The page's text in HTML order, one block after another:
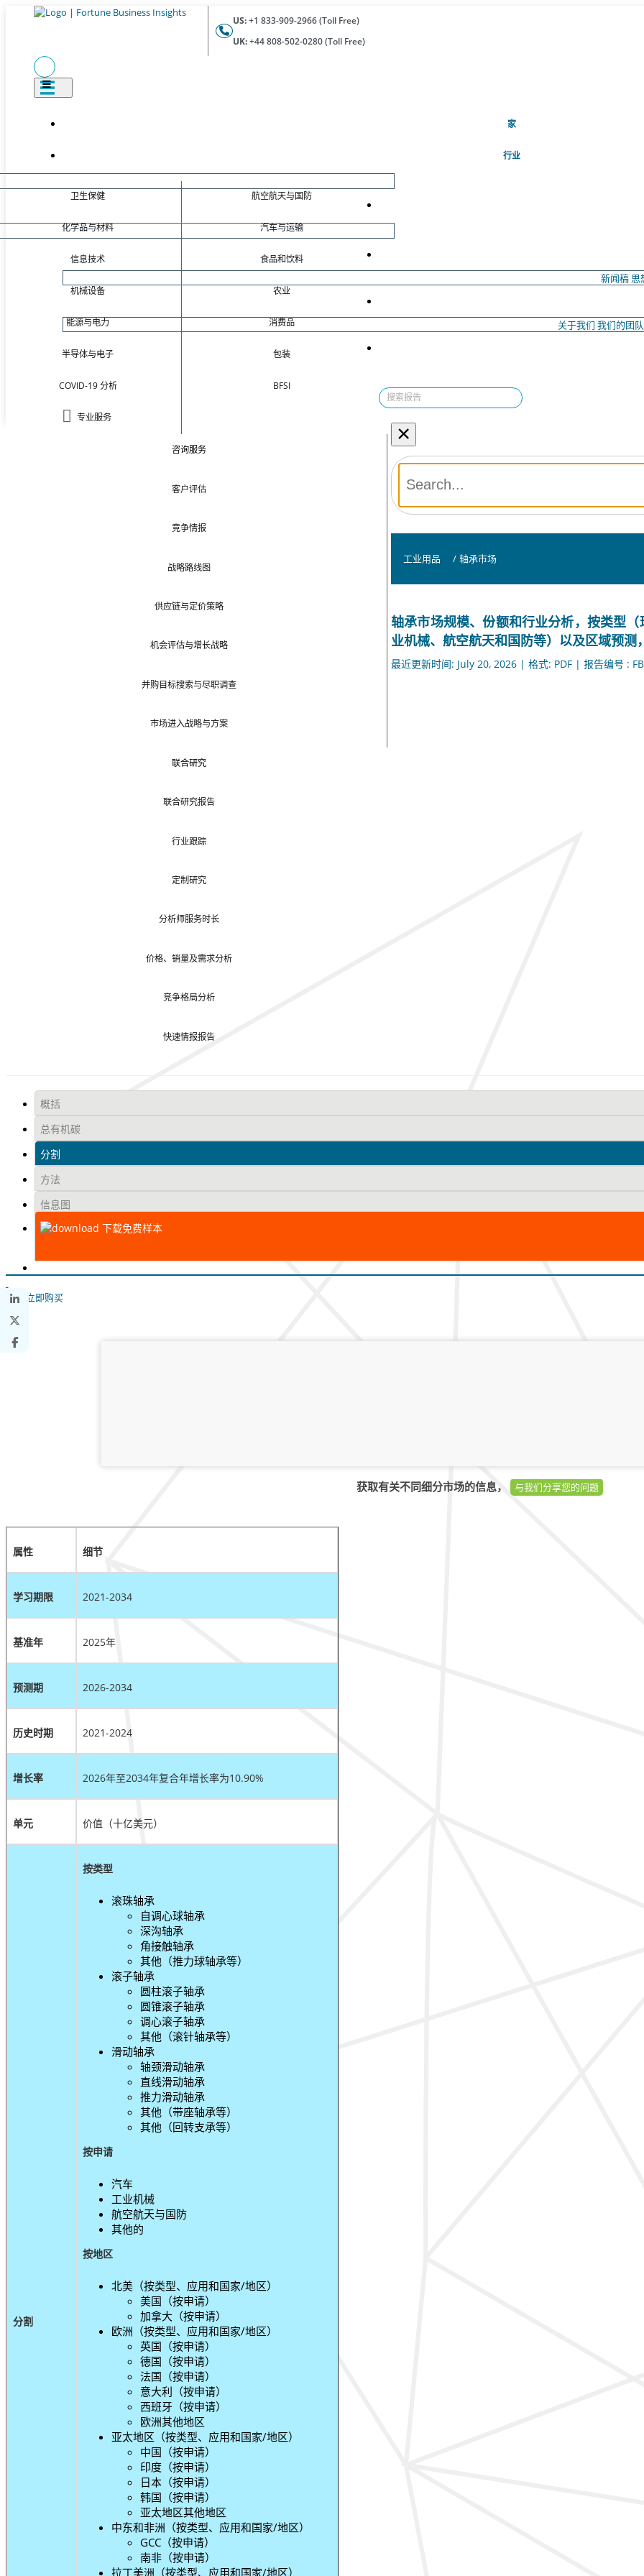
US:+1 833-909-2966 (Toll Free)
UK:+44 808-502-0280 (Toll Free)
家(当前的)
行业
卫生保健
化学品与材料
信息技术
机械设备
能源与电力
半导体与电子
COVID-19 分析
专业服务
航空航天与国防
汽车与运输
食品和饮料
农业
消费品
包装
BFSI
咨询服务
客户评估
竞争情报
战略路线图
供应链与定价策略
机会评估与增长战略
并购目标搜索与尽职调查
市场进入战略与方案
联合研究
联合研究报告
行业跟踪
定制研究
分析师服务时长
价格、销量及需求分析
竞争格局分析
快速情报报告
新闻稿 思
关于我们 我们的团队
×
工业用品 / 轴承市场
轴承市场规模、份额和行业分析，按类型
业机械、航空航天和国防等）以及区域预测
最近更新时间: July 20, 2026 | 格式: PDF | 报告编号 :
概括
总有机碳
分割
方法
信息图
下载免费样本
立即购买
获取有关不同细分市场的信息， 与我们分享您的问题
属性 细节
学习期限 2021-2034
基准年 2025年
预测期 2026-2034
历史时期 2021-2024
增长率 2026年至2034年复合年增长率为10.90%
单元 价值（十亿美元）
分割
按类型
滚珠轴承
自调心球轴承
深沟轴承
角接触轴承
其他（推力球轴承等）
滚子轴承
圆柱滚子轴承
圆锥滚子轴承
调心滚子轴承
其他（滚针轴承等）
滑动轴承
轴颈滑动轴承
直线滑动轴承
推力滑动轴承
其他（带座轴承等）
其他（回转支承等）
按申请
汽车
工业机械
航空航天与国防
其他的
按地区
北美（按类型、应用和国家/地区）
美国（按申请）
加拿大（按申请）
欧洲（按类型、应用和国家/地区）
英国（按申请）
德国（按申请）
法国（按申请）
意大利（按申请）
西班牙（按申请）
欧洲其他地区
亚太地区（按类型、应用和国家/地区）
中国（按申请）
印度（按申请）
日本（按申请）
韩国（按申请）
亚太地区其他地区
中东和非洲（按类型、应用和国家/地区）
GCC（按申请）
南非（按申请）
拉丁美洲（按类型、应用和国家/地区）